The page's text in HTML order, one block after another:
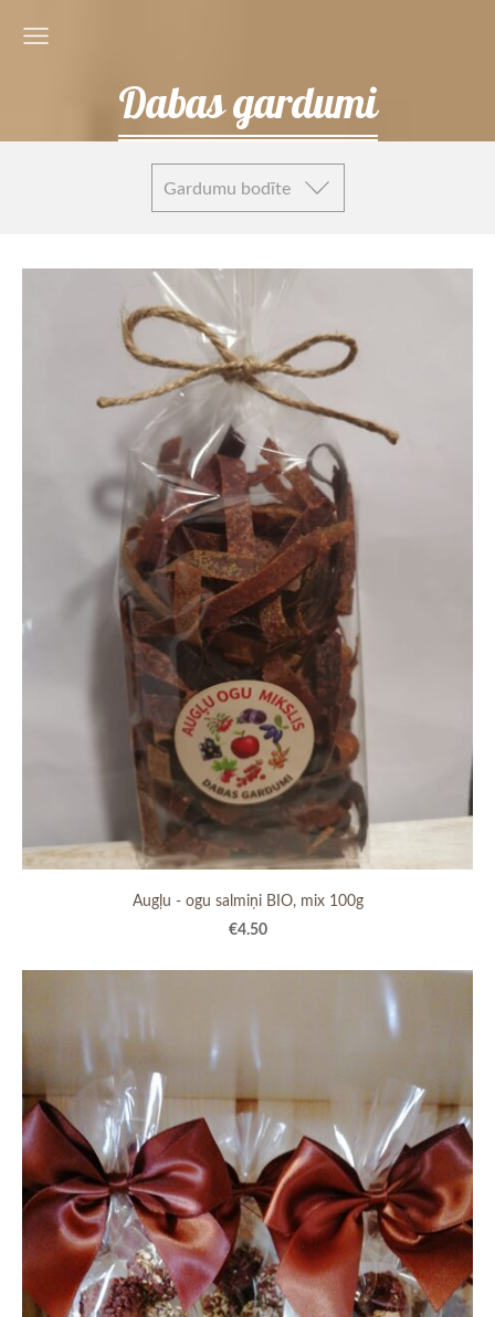
Dabas gardumi
Gardumu bodīte
Augļu - ogu salmiņi BIO, mix 100g
€4.50